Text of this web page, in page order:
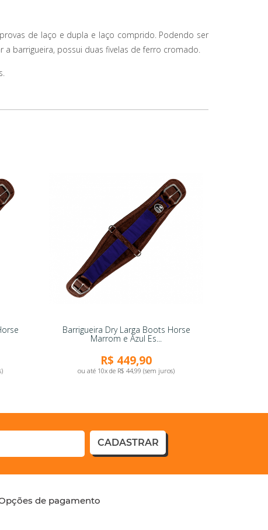
de laço e dupla e laço comprido. Podendo ser
barrigueira, possui duas fivelas de ferro cromado.
Barrigueira Dry Larga Boots Horse
Marrom e Azul Es...
R$ 449,90
ou até 10x de R$ 44,99 (sem juros)
CADASTRAR
de pagamento